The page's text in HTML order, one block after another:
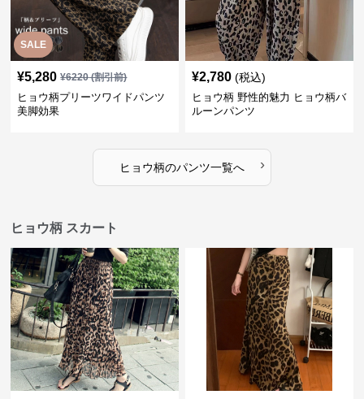
SALE
¥5,280 ¥6220(割引前)
ヒョウ柄プリーツワイドパンツ
美脚効果
¥2,780 (税込)
ヒョウ柄 野性的魅力 ヒョウ柄バ
ルーンパンツ
ヒョウ柄のパンツ一覧へ ›
ヒョウ柄 スカート